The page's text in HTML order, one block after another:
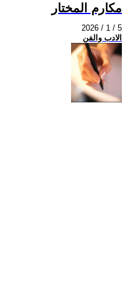
مكارم المختار
2026 / 1 / 5
الادب والفن